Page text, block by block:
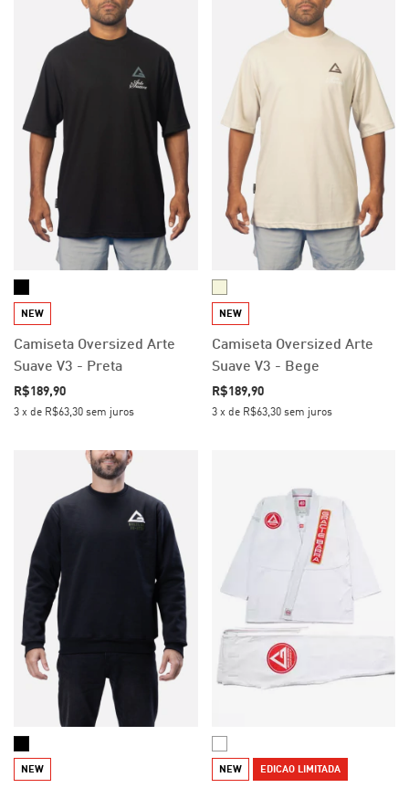
NEW
Camiseta Oversized Arte
Suave V3 - Preta
R$189,90
3 x de R$63,30 sem juros
NEW
Camiseta Oversized Arte
Suave V3 - Bege
R$189,90
3 x de R$63,30 sem juros
NEW NEW EDICAO LIMITADA